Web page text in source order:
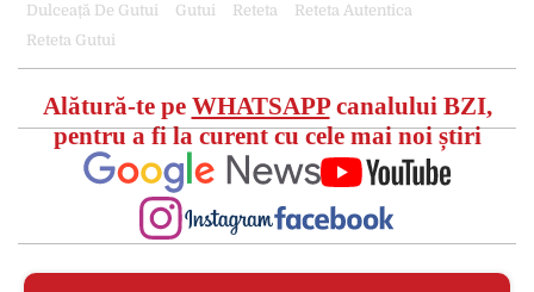
Dulceață De Gutui Gutui Reteta
Reteta Autentica
Reteta Gutui
Alătură-te pe WHATSAPPcanalului BZI,
pentru a fi la curent cu cele mai noi știri